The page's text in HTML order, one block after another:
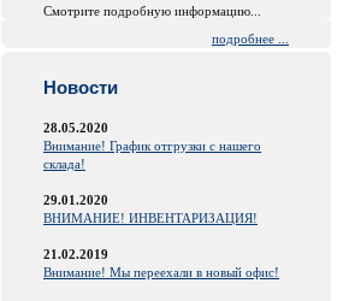
Смотрите подробную информацию...
подробнее ...
Новости
28.05.2020
Внимание! График отгрузки с нашего
склада!
29.01.2020
ВНИМАНИЕ! ИНВЕНТАРИЗАЦИЯ!
21.02.2019
Внимание! Мы переехали в новый офис!